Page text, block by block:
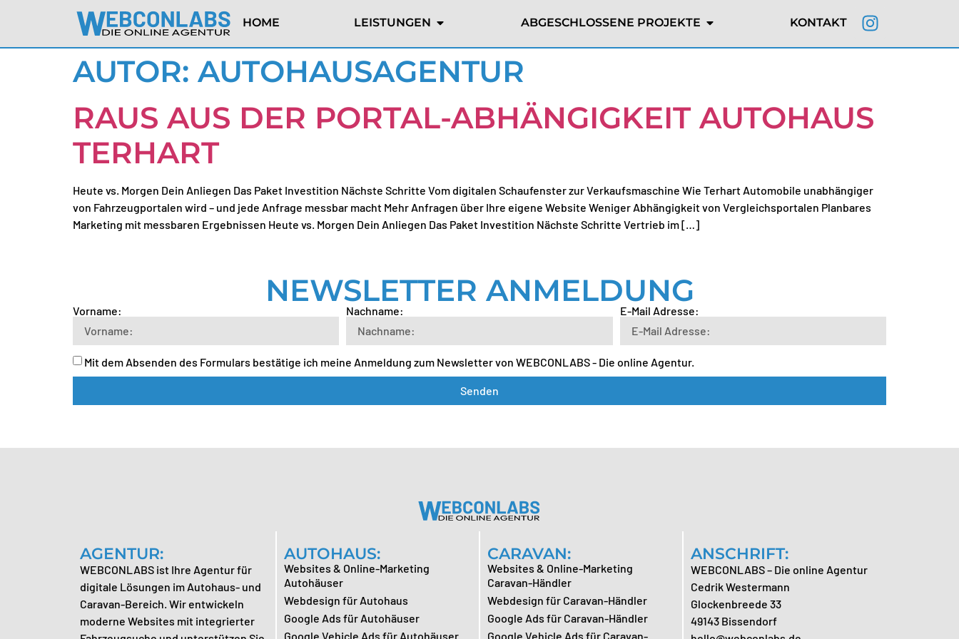
HOME LEISTUNGEN ABGESCHLOSSENE PROJEKTE KONTAKT
AUTOR: AUTOHAUSAGENTUR
RAUS AUS DER PORTAL-ABHÄNGIGKEIT AUTOHAUS
TERHART
Heute vs. Morgen Dein Anliegen Das Paket Investition Nächste Schritte Vom digitalen Schaufenster zur Verkaufsmaschine Wie Terhart Automobile unabhängiger
von Fahrzeugportalen wird – und jede Anfrage messbar macht Mehr Anfragen über Ihre eigene Website Weniger Abhängigkeit von Vergleichsportalen Planbares
Marketing mit messbaren Ergebnissen Heute vs. Morgen Dein Anliegen Das Paket Investition Nächste Schritte Vertrieb im […]
NEWSLETTER ANMELDUNG
Vorname: Nachname: E-Mail Adresse:
Mit dem Absenden des Formulars bestätige ich meine Anmeldung zum Newsletter von WEBCONLABS - Die online Agentur.
Senden
AGENTUR:
WEBCONLABS ist Ihre Agentur für
digitale Lösungen im Autohaus- und
Caravan-Bereich. Wir entwickeln
moderne Websites mit integrierter
AUTOHAUS:
Websites & Online-Marketing
Autohäuser
Webdesign für Autohaus
Google Ads für Autohäuser
Google Vehicle Ads für Autohäuser
CARAVAN:
Websites & Online-Marketing
Caravan-Händler
Webdesign für Caravan-Händler
Google Ads für Caravan-Händler
Google Vehicle Ads für Caravan-
ANSCHRIFT:
WEBCONLABS – Die online Agentur
Cedrik Westermann
Glockenbreede 33
49143 Bissendorf